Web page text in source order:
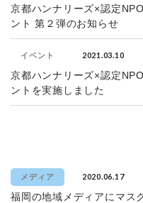
京都ハンナリーズ×認定
ント 第２弾のお知らせ
イベント 2021.03.10
京都ハンナリーズ×認定
ントを実施しました
メディア 2020.06.17
福岡の地域メディアにマス